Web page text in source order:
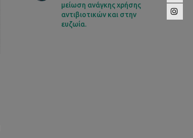
μείωση ανάγκης χρήσης
αντιβιοτικών και στην
ευζωία.